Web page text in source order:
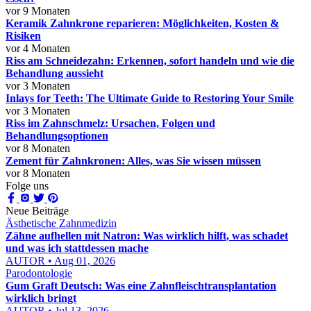
vor 9 Monaten
Keramik Zahnkrone reparieren: Möglichkeiten, Kosten &
Risiken
vor 4 Monaten
Riss am Schneidezahn: Erkennen, sofort handeln und wie die
Behandlung aussieht
vor 3 Monaten
Inlays for Teeth: The Ultimate Guide to Restoring Your Smile
vor 3 Monaten
Riss im Zahnschmelz: Ursachen, Folgen und
Behandlungsoptionen
vor 8 Monaten
Zement für Zahnkronen: Alles, was Sie wissen müssen
vor 8 Monaten
Folge uns
Neue Beiträge
Ästhetische Zahnmedizin
Zähne aufhellen mit Natron: Was wirklich hilft, was schadet
und was ich stattdessen mache
AUTOR • Aug 01, 2026
Parodontologie
Gum Graft Deutsch: Was eine Zahnfleischtransplantation
wirklich bringt